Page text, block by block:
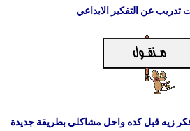
عن التفكير الابداعي
زيه قبل كده واحل مشاكلي بطريقة جديدة